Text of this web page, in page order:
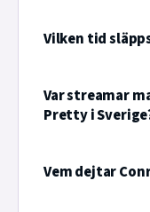
Vilken tid
Var streamar
Pretty i
Vem dejtar